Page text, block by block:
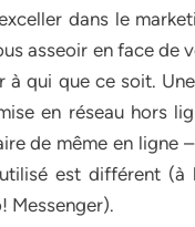
dans le
asseoir en face de
à qui que ce soit.
en réseau hors
de même en ligne
est différent (à
Messenger).